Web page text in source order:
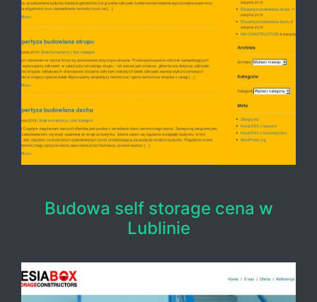
Budowa self storage cena w
Lublinie